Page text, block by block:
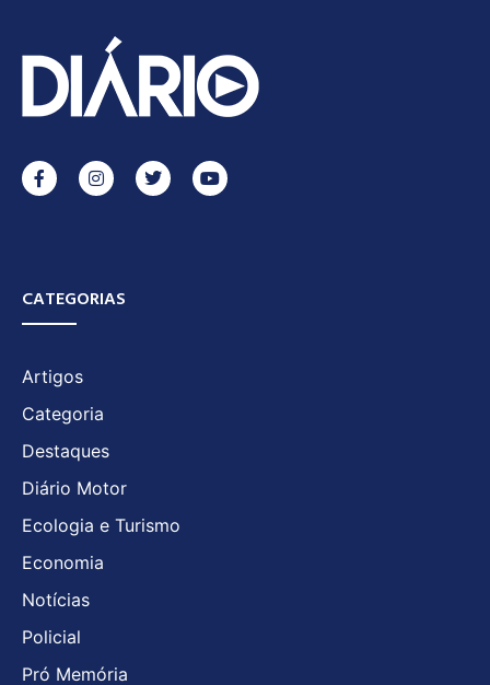
CATEGORIAS
Artigos
Categoria
Destaques
Diário Motor
Ecologia e Turismo
Economia
Notícias
Policial
Pró Memória